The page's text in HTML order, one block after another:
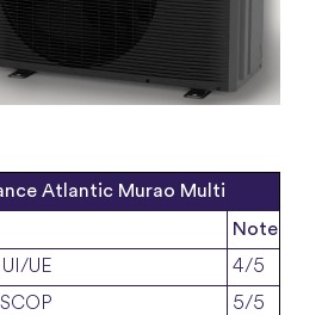
Atlantic Murao Multi
Note
UE
4/5
5/5